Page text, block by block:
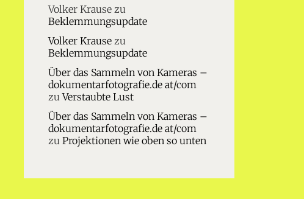
Volker Krausezu
Beklemmungsupdate
Volker Krausezu
Beklemmungsupdate
Über das Sammeln von Kameras –
dokumentarfotografie.de at/com
zuVerstaubte Lust
Über das Sammeln von Kameras –
dokumentarfotografie.de at/com
zu Projektionen wie oben so unten